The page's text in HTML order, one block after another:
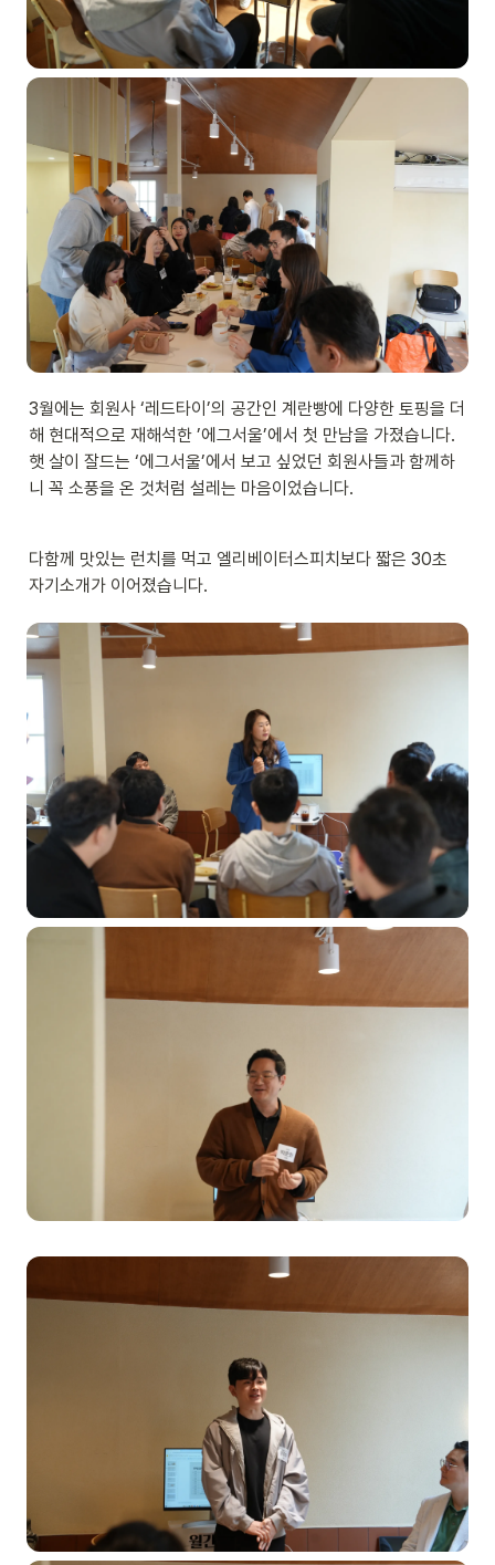
3월에는 회원사 ‘레드타이’의 공간인 계란빵에 다양한 토핑을 더
해 현대적으로 재해석한 ’에그서울’에서 첫 만남을 가졌습니다.
햇 살이 잘드는 ‘에그서울’에서 보고 싶었던 회원사들과 함께하
니 꼭 소풍을 온 것처럼 설레는 마음이었습니다.
다함께 맛있는 런치를 먹고 엘리베이터스피치보다 짧은 30초
자기소개가 이어졌습니다.